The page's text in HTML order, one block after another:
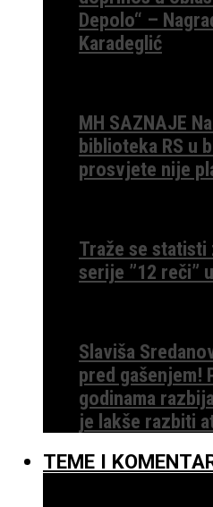
Depolo“ –
Karadeglić
MH SAZNAJE
biblioteka RS u
prosvjete nije
Traže se statisti
serije ”12 reči”
Slaviša
pred gašenjem!
godinama
je lakše razbiti
TEME I